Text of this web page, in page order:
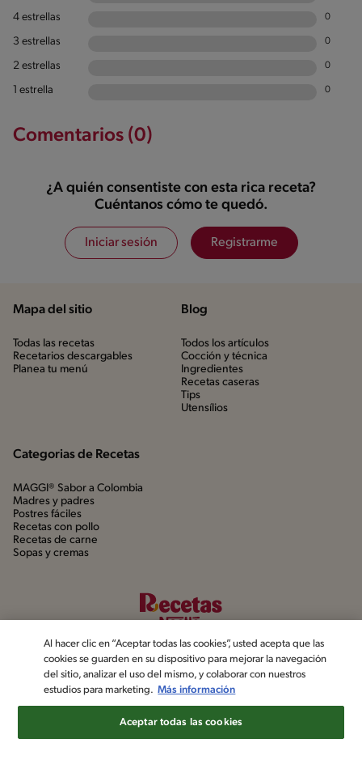
4 estrellas 0
3 estrellas 0
2 estrellas 0
1 estrella 0
Comentarios (0)
¿A quién consentiste con esta rica receta?
Cuéntanos cómo te quedó.
Iniciar sesión Registrarme
Mapa del sitio
Todas las recetas
Recetarios descargables
Planea tu menú
Blog
Todos los artículos
Cocción y técnica
Ingredientes
Recetas caseras
Tips
Utensílios
Categorias de Recetas
MAGGI® Sabor a Colombia
Madres y padres
Postres fáciles
Recetas con pollo
Recetas de carne
Sopas y cremas
©2022, Nestlé. Marcas registradas por Société dels Produits Nestlé,
Al hacer clic en “Aceptar todas las cookies”, usted acepta que las
cookies se guarden en su dispositivo para mejorar la navegación
del sitio, analizar el uso del mismo, y colaborar con nuestros
estudios para marketing. Más información
Aceptar todas las cookies